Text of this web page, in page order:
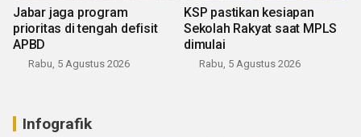
Jabar jaga program
prioritas di tengah defisit
APBD
Rabu, 5 Agustus 2026
KSP pastikan kesiapan
Sekolah Rakyat saat MPLS
dimulai
Rabu, 5 Agustus 2026
Infografik